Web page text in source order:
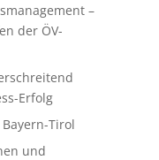
–
der ÖV-
Erfolg
Tirol
und